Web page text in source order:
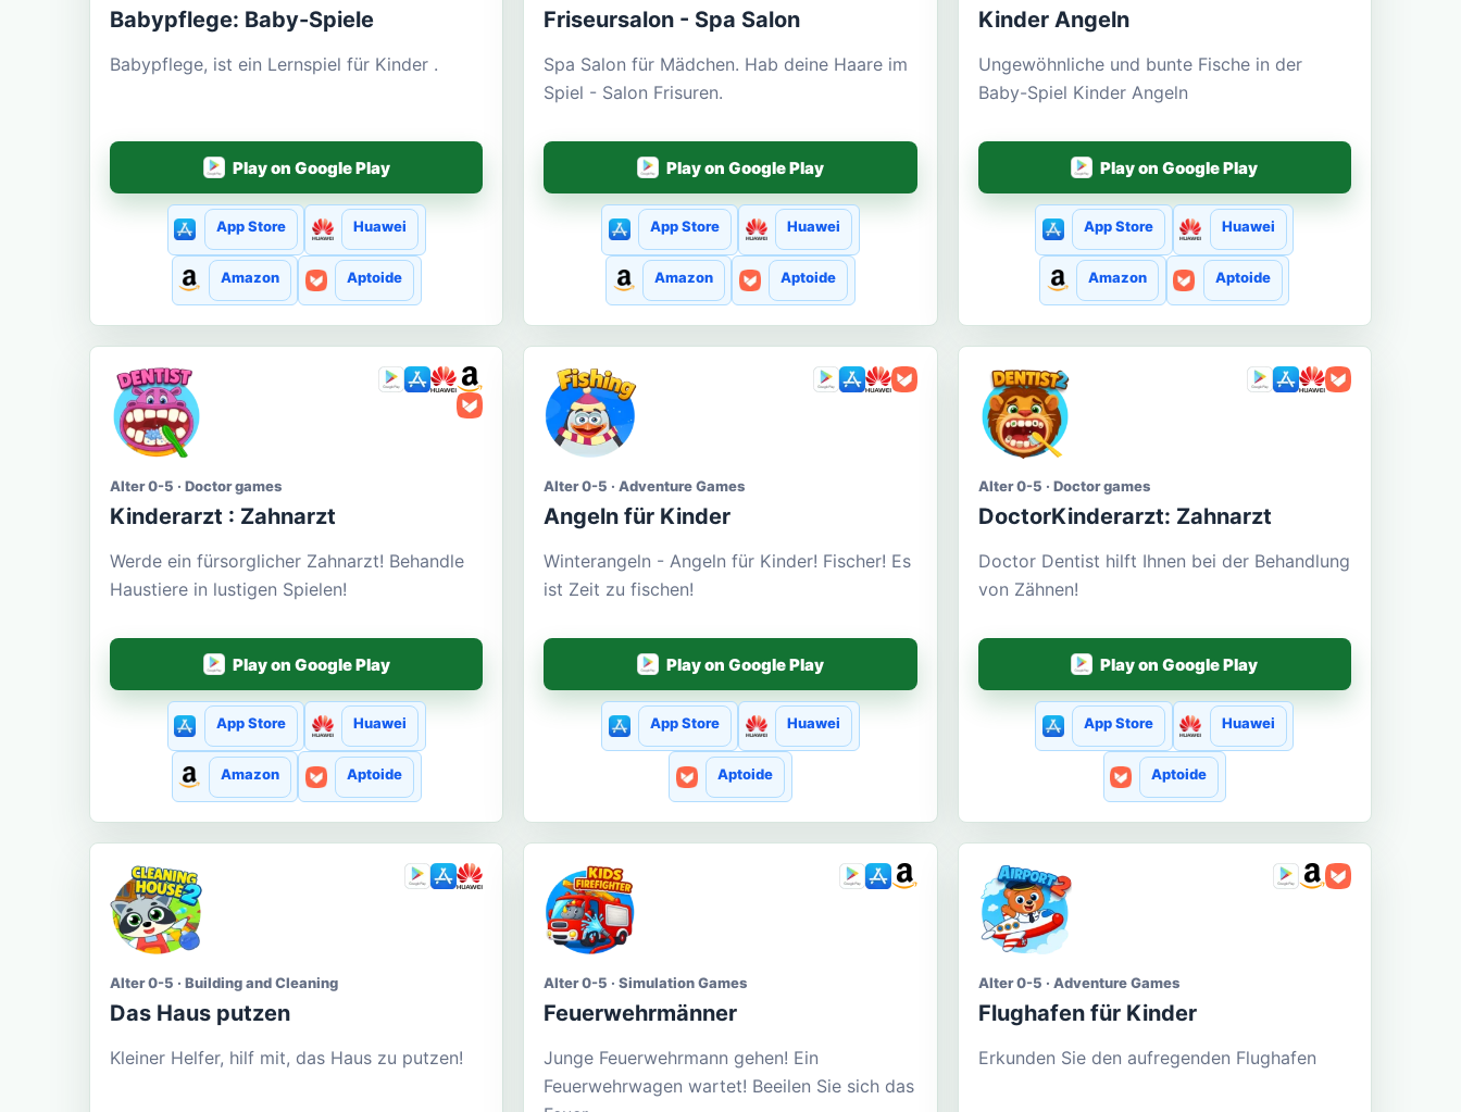
Babypflege: Baby-Spiele
Babypflege, ist ein Lernspiel für Kinder .
Play on Google Play
App Store Huawei
Amazon Aptoide
Friseursalon - Spa Salon
Spa Salon für Mädchen. Hab deine Haare im
Spiel - Salon Frisuren.
Play on Google Play
App Store Huawei
Amazon Aptoide
Kinder Angeln
Ungewöhnliche und bunte Fische in der
Baby-Spiel Kinder Angeln
Play on Google Play
App Store Huawei
Amazon Aptoide
Alter 0-5 · Doctor games
Kinderarzt : Zahnarzt
Werde ein fürsorglicher Zahnarzt! Behandle
Haustiere in lustigen Spielen!
Play on Google Play
App Store Huawei
Amazon Aptoide
Alter 0-5 · Adventure Games
Angeln für Kinder
Winterangeln - Angeln für Kinder! Fischer! Es
ist Zeit zu fischen!
Play on Google Play
App Store Huawei
Aptoide
Alter 0-5 · Doctor games
DoctorKinderarzt: Zahnarzt
Doctor Dentist hilft Ihnen bei der Behandlung
von Zähnen!
Play on Google Play
App Store Huawei
Aptoide
Alter 0-5 · Building and Cleaning
Das Haus putzen
Kleiner Helfer, hilf mit, das Haus zu putzen!
Alter 0-5 · Simulation Games
Feuerwehrmänner
Junge Feuerwehrmann gehen! Ein
Feuerwehrwagen wartet! Beeilen Sie sich das
Alter 0-5 · Adventure Games
Flughafen für Kinder
Erkunden Sie den aufregenden Flughafen